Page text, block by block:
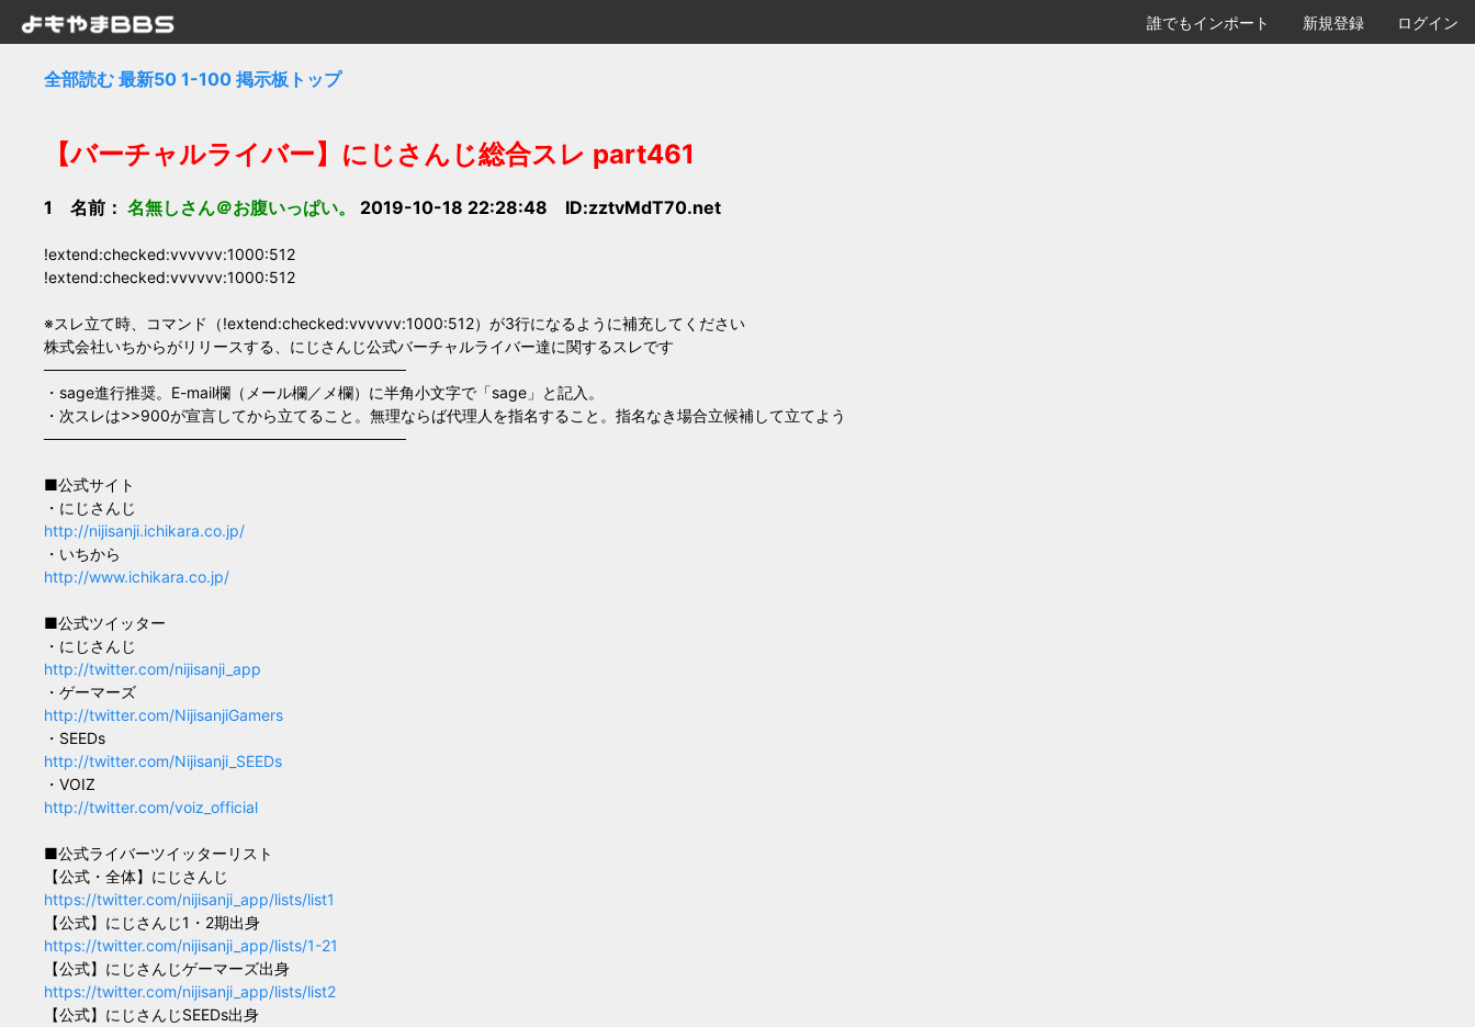
誰でもインポート 新規登録 ログイン
全部読む 最新50 1-100 掲示板トップ
【バーチャルライバー】にじさんじ総合スレ part461
1 名前： 名無しさん＠お腹いっぱい。 2019-10-18 22:28:48 ID:zztvMdT70.net
!extend:checked:vvvvvv:1000:512
!extend:checked:vvvvvv:1000:512
※スレ立て時、コマンド（!extend:checked:vvvvvv:1000:512）が3行になるように補充してください
株式会社いちからがリリースする、にじさんじ公式バーチャルライバー達に関するスレです
─────────────────────────────────
・sage進行推奨。E-mail欄（メール欄／メ欄）に半角小文字で「sage」と記入。
・次スレは>>900が宣言してから立てること。無理ならば代理人を指名すること。指名なき場合立候補して立てよう
─────────────────────────────────
■公式サイト
・にじさんじ
http://nijisanji.ichikara.co.jp/
・いちから
http://www.ichikara.co.jp/
■公式ツイッター
・にじさんじ
http://twitter.com/nijisanji_app
・ゲーマーズ
http://twitter.com/NijisanjiGamers
・SEEDs
http://twitter.com/Nijisanji_SEEDs
・VOIZ
http://twitter.com/voiz_official
■公式ライバーツイッターリスト
【公式・全体】にじさんじ
https://twitter.com/nijisanji_app/lists/list1
【公式】にじさんじ1・2期出身
https://twitter.com/nijisanji_app/lists/1-21
【公式】にじさんじゲーマーズ出身
https://twitter.com/nijisanji_app/lists/list2
【公式】にじさんじSEEDs出身